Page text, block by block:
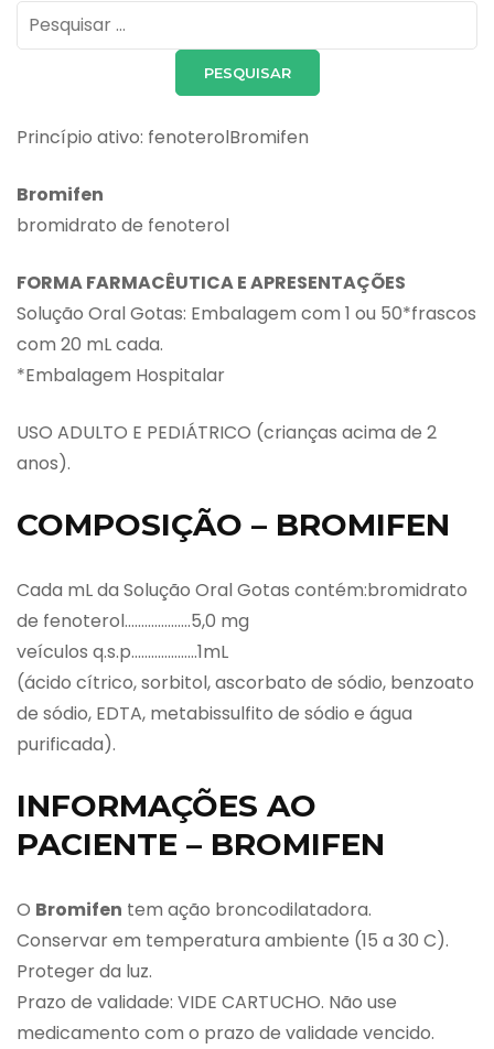
Pesquisar
por:
Princípio ativo: fenoterolBromifen
Bromifen
bromidrato de fenoterol
FORMA FARMACÊUTICA E APRESENTAÇÕES
Solução Oral Gotas: Embalagem com 1 ou 50*frascos
com 20 mL cada.
*Embalagem Hospitalar
USO ADULTO E PEDIÁTRICO (crianças acima de 2
anos).
COMPOSIÇÃO – BROMIFEN
Cada mL da Solução Oral Gotas contém:bromidrato
de fenoterol………………..5,0 mg
veículos q.s.p………………..1mL
(ácido cítrico, sorbitol, ascorbato de sódio, benzoato
de sódio, EDTA, metabissulfito de sódio e água
purificada).
INFORMAÇÕES AO
PACIENTE – BROMIFEN
O Bromifen tem ação broncodilatadora.
Conservar em temperatura ambiente (15 a 30 C).
Proteger da luz.
Prazo de validade: VIDE CARTUCHO. Não use
medicamento com o prazo de validade vencido.